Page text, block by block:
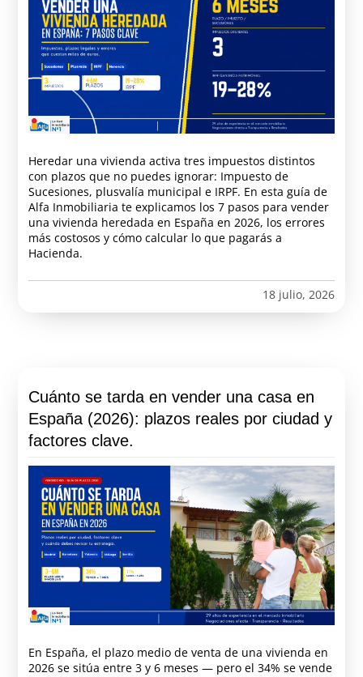
Heredar una vivienda activa tres impuestos distintos
con plazos que no puedes ignorar: Impuesto de
Sucesiones, plusvalía municipal e IRPF. En esta guía de
Alfa Inmobiliaria te explicamos los 7 pasos para vender
una vivienda heredada en España en 2026, los errores
más costosos y cómo calcular lo que pagarás a
Hacienda.
18 julio, 2026
Cuánto se tarda en vender una casa en
España (2026): plazos reales por ciudad y
factores clave.
En España, el plazo medio de venta de una vivienda en
2026 se sitúa entre 3 y 6 meses — pero el 34% se vende